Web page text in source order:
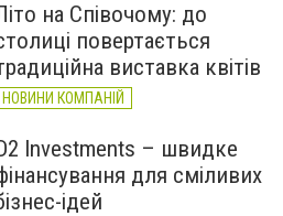
на Співочому: до
повертається
виставка квітів
НОВИНИ КОМПАНІЙ
Investments – швидке
для сміливих
ідей